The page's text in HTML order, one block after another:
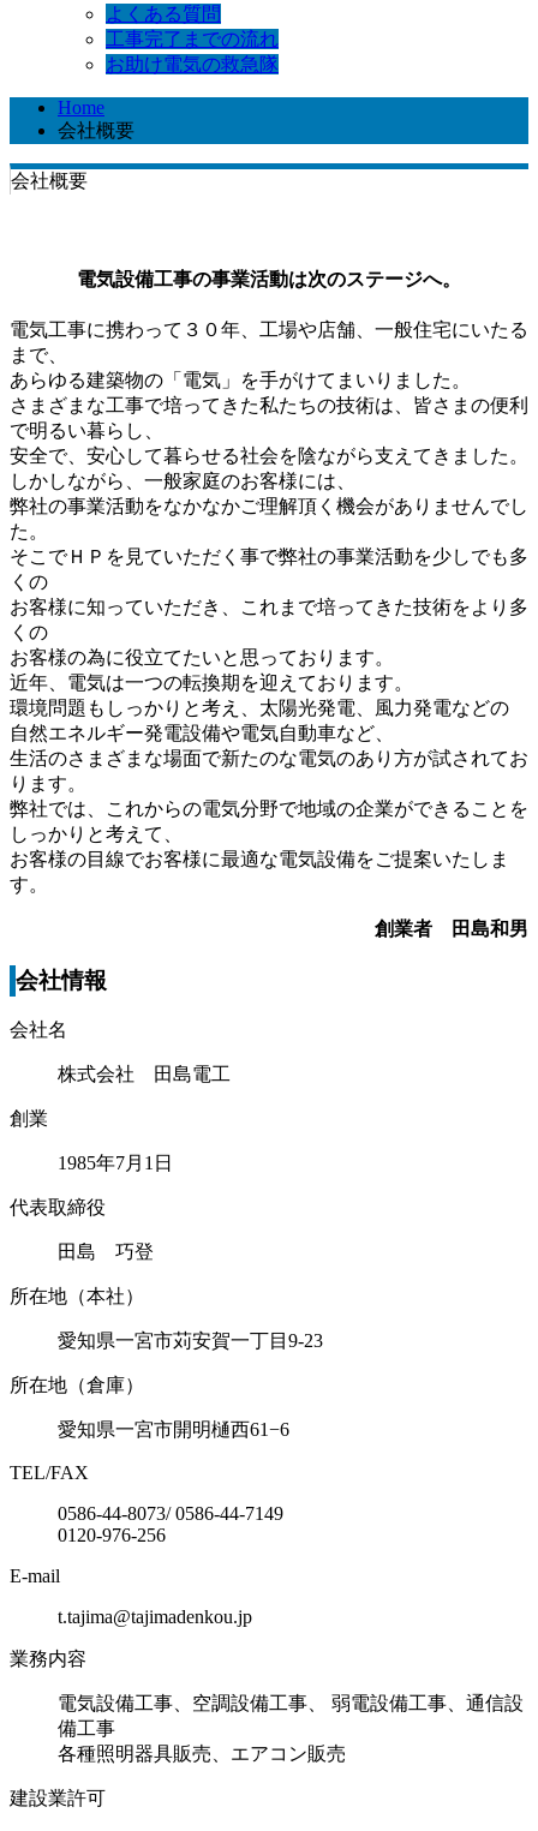
よくある質問
工事完了までの流れ
お助け電気の救急隊
Home
会社概要
会社概要
電気設備工事の事業活動は次のステージへ。
電気工事に携わって３０年、工場や店舗、一般住宅にいたる
まで、
あらゆる建築物の「電気」を手がけてまいりました。
さまざまな工事で培ってきた私たちの技術は、皆さまの便利
で明るい暮らし、
安全で、安心して暮らせる社会を陰ながら支えてきました。
しかしながら、一般家庭のお客様には、
弊社の事業活動をなかなかご理解頂く機会がありませんでし
た。
そこでＨＰを見ていただく事で弊社の事業活動を少しでも多
くの
お客様に知っていただき、これまで培ってきた技術をより多
くの
お客様の為に役立てたいと思っております。
近年、電気は一つの転換期を迎えております。
環境問題もしっかりと考え、太陽光発電、風力発電などの
自然エネルギー発電設備や電気自動車など、
生活のさまざまな場面で新たのな電気のあり方が試されてお
ります。
弊社では、これからの電気分野で地域の企業ができることを
しっかりと考えて、
お客様の目線でお客様に最適な電気設備をご提案いたしま
す。
創業者 田島和男
会社情報
会社名
株式会社 田島電工
創業
1985年7月1日
代表取締役
田島 巧登
所在地（本社）
愛知県一宮市苅安賀一丁目9-23
所在地（倉庫）
愛知県一宮市開明樋西61−6
TEL/FAX
0586-44-8073/ 0586-44-7149
0120-976-256
E-mail
t.tajima@tajimadenkou.jp
業務内容
電気設備工事、空調設備工事、 弱電設備工事、通信設
備工事
各種照明器具販売、エアコン販売
建設業許可